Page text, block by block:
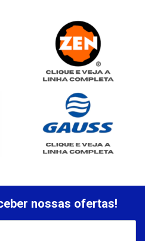
nossas ofertas!